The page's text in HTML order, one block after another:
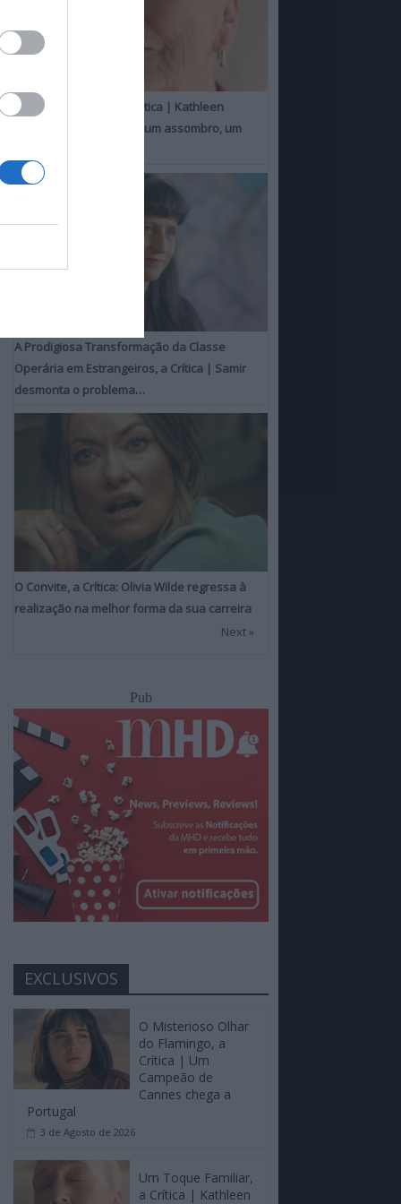
Um Toque Familiar, a Crítica | Kathleen
Chalfant é um espanto, um assombro, um
A Prodigiosa Transformação da Classe
Operária em Estrangeiros, a Crítica | Samir
desmonta o problema…
O Convite, a Crítica: Olivia Wilde regressa à
realização na melhor forma da sua carreira
Next »
Pub
EXCLUSIVOS
O Misterioso Olhar
do Flamingo, a
Crítica | Um
Campeão de
Cannes chega a
Portugal
3 de Agosto de 2026
Um Toque Familiar,
a Crítica | Kathleen